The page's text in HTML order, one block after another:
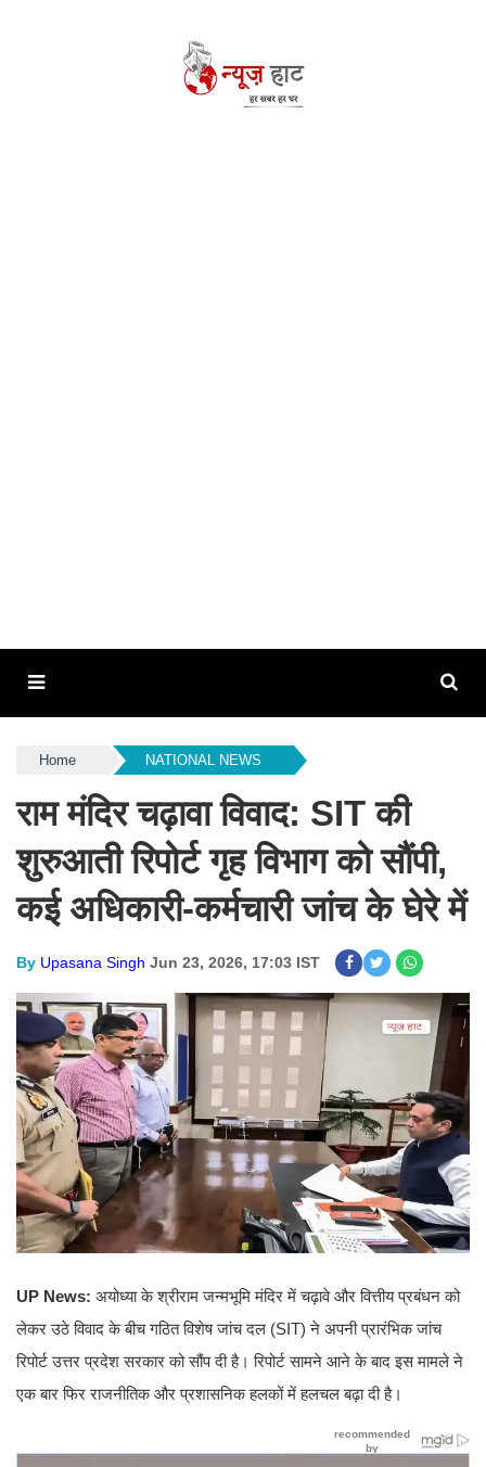
Home NATIONAL NEWS
राम मंदिर चढ़ावा विवाद: SIT की
शुरुआती रिपोर्ट गृह विभाग को सौंपी,
कई अधिकारी-कर्मचारी जांच के घेरे में
By Upasana Singh Jun 23, 2026, 17:03 IST
UP News: अयोध्या के श्रीराम जन्मभूमि मंदिर में चढ़ावे और वित्तीय प्रबंधन को
लेकर उठे विवाद के बीच गठित विशेष जांच दल (SIT) ने अपनी प्रारंभिक जांच
रिपोर्ट उत्तर प्रदेश सरकार को सौंप दी है। रिपोर्ट सामने आने के बाद इस मामले ने
एक बार फिर राजनीतिक और प्रशासनिक हलकों में हलचल बढ़ा दी है।